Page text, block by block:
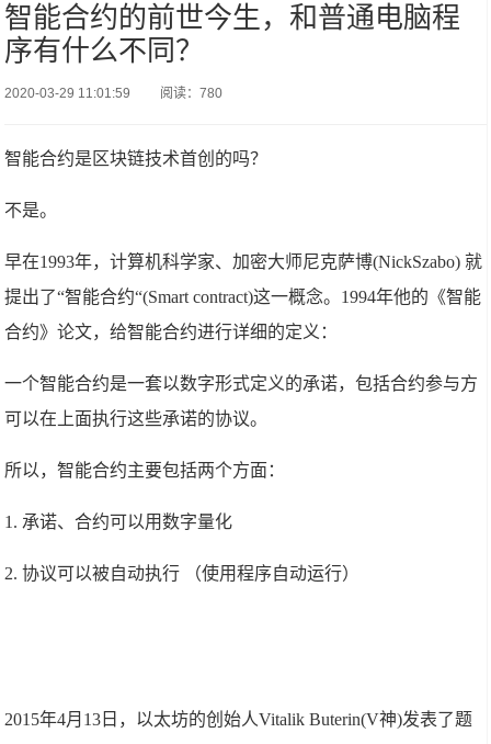
智能合约的前世今生，和普通电脑程
序有什么不同？
2020-03-29 11:01:59 阅读：780
智能合约是区块链技术首创的吗？
不是。
早在1993年，计算机科学家、加密大师尼克萨博(NickSzabo) 就
提出了“智能合约“(Smart contract)这一概念。1994年他的《智能
合约》论文，给智能合约进行详细的定义：
一个智能合约是一套以数字形式定义的承诺，包括合约参与方
可以在上面执行这些承诺的协议。
所以，智能合约主要包括两个方面：
1. 承诺、合约可以用数字量化
2. 协议可以被自动执行 （使用程序自动运行）
2015年4月13日，以太坊的创始人Vitalik Buterin(V神)发表了题